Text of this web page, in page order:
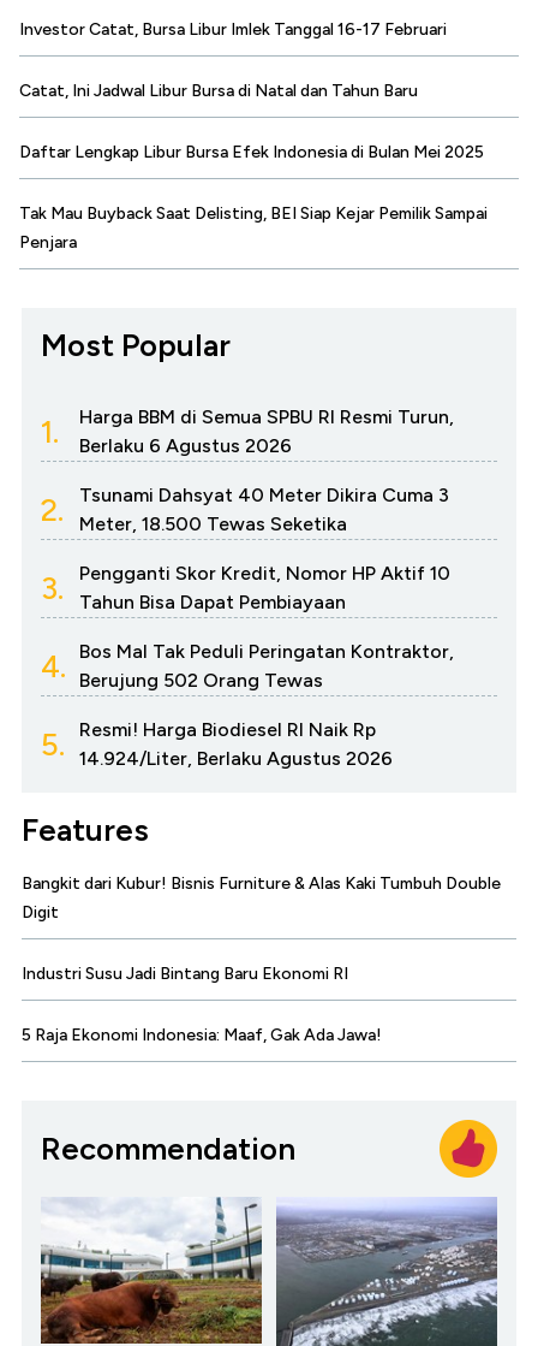
Investor Catat, Bursa Libur Imlek Tanggal 16-17 Februari
Catat, Ini Jadwal Libur Bursa di Natal dan Tahun Baru
Daftar Lengkap Libur Bursa Efek Indonesia di Bulan Mei 2025
Tak Mau Buyback Saat Delisting, BEI Siap Kejar Pemilik Sampai
Penjara
Most Popular
1.
Harga BBM di Semua SPBU RI Resmi Turun,
Berlaku 6 Agustus 2026
2.
Tsunami Dahsyat 40 Meter Dikira Cuma 3
Meter, 18.500 Tewas Seketika
3.
Pengganti Skor Kredit, Nomor HP Aktif 10
Tahun Bisa Dapat Pembiayaan
4.
Bos Mal Tak Peduli Peringatan Kontraktor,
Berujung 502 Orang Tewas
5.
Resmi! Harga Biodiesel RI Naik Rp
14.924/Liter, Berlaku Agustus 2026
Features
Bangkit dari Kubur! Bisnis Furniture & Alas Kaki Tumbuh Double
Digit
Industri Susu Jadi Bintang Baru Ekonomi RI
5 Raja Ekonomi Indonesia: Maaf, Gak Ada Jawa!
Recommendation